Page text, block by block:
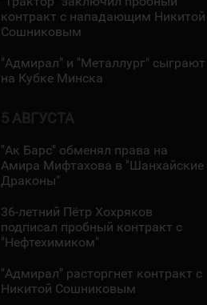
контракт с нападающим Никитой
Сошниковым
"Адмирал" и "Металлург" сыграют
на Кубке Минска
5 АВГУСТА
"Ак Барс" обменял права на
Амира Мифтахова в "Шанхайские
Драконы"
36-летний Пётр Хохряков
подписал пробный контракт с
"Нефтехимиком"
"Адмирал" расторгнет контракт с
Никитой Сошниковым